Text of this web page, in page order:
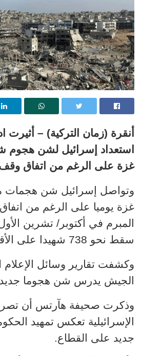
أنقرة (زمان التركية) –
استعداد إسرائيل لشن
غزة على الرغم من اتفاق وقف
وتواصل إسرائيل شن هجمات
غزة يوميا على الرغم من
المبرم في أكتوبر/ تشرين
سقط نحو 738 شهيدا على الأقل منذ ذلك الحين.
وكشفت تقارير وسائل الإعلام
الجيش يدرس شن هجوما
وذكرت صحيفة هآرتس أن
الإسرائيلية تعكس تمهيد
جديد على القطاع.